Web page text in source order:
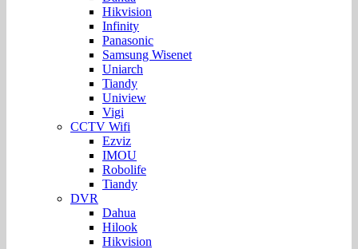
Hikvision
Infinity
Panasonic
Samsung Wisenet
Uniarch
Tiandy
Uniview
Vigi
CCTV Wifi
Ezviz
IMOU
Robolife
Tiandy
DVR
Dahua
Hilook
Hikvision